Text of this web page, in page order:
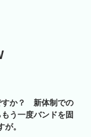
すか？ 新体制での
う一度バンドを固
。